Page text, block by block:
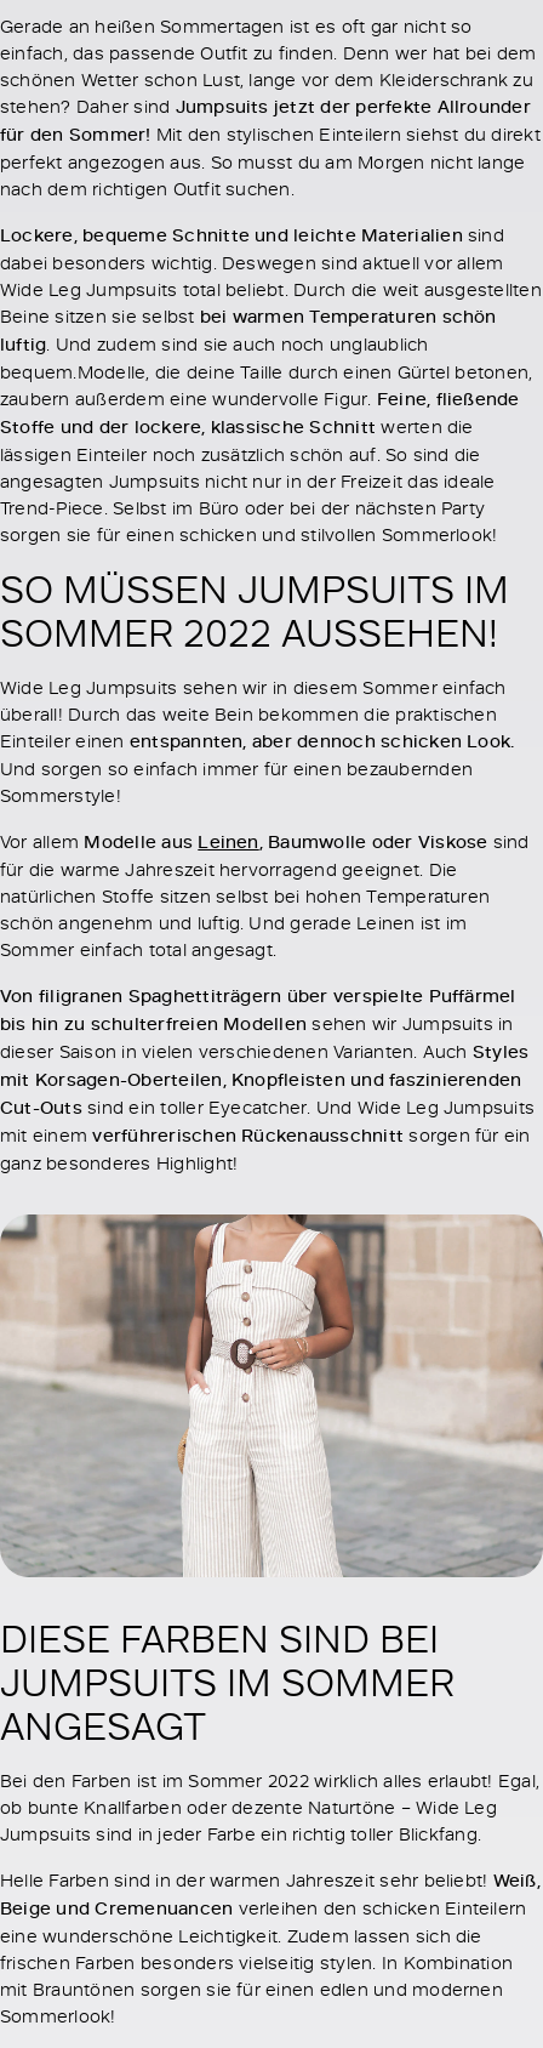
Gerade an heißen Sommertagen ist es oft gar nicht so
einfach, das passende Outfit zu finden. Denn wer hat bei dem
schönen Wetter schon Lust, lange vor dem Kleiderschrank zu
stehen? Daher sind Jumpsuits jetzt der perfekte Allrounder
für den Sommer! Mit den stylischen Einteilern siehst du direkt
perfekt angezogen aus. So musst du am Morgen nicht lange
nach dem richtigen Outfit suchen.
Lockere, bequeme Schnitte und leichte Materialien sind
dabei besonders wichtig. Deswegen sind aktuell vor allem
Wide Leg Jumpsuits total beliebt. Durch die weit ausgestellten
Beine sitzen sie selbst bei warmen Temperaturen schön
luftig. Und zudem sind sie auch noch unglaublich
bequem.Modelle, die deine Taille durch einen Gürtel betonen,
zaubern außerdem eine wundervolle Figur. Feine, fließende
Stoffe und der lockere, klassische Schnitt werten die
lässigen Einteiler noch zusätzlich schön auf. So sind die
angesagten Jumpsuits nicht nur in der Freizeit das ideale
Trend-Piece. Selbst im Büro oder bei der nächsten Party
sorgen sie für einen schicken und stilvollen Sommerlook!
SO MÜSSEN JUMPSUITS IM
SOMMER 2022 AUSSEHEN!
Wide Leg Jumpsuits sehen wir in diesem Sommer einfach
überall! Durch das weite Bein bekommen die praktischen
Einteiler einen entspannten, aber dennoch schicken Look.
Und sorgen so einfach immer für einen bezaubernden
Sommerstyle!
Vor allem Modelle aus Leinen, Baumwolle oder Viskose sind
für die warme Jahreszeit hervorragend geeignet. Die
natürlichen Stoffe sitzen selbst bei hohen Temperaturen
schön angenehm und luftig. Und gerade Leinen ist im
Sommer einfach total angesagt.
Von filigranen Spaghettiträgern über verspielte Puffärmel
bis hin zu schulterfreien Modellen sehen wir Jumpsuits in
dieser Saison in vielen verschiedenen Varianten. Auch Styles
mit Korsagen-Oberteilen, Knopfleisten und faszinierenden
Cut-Outssind ein toller Eyecatcher. Und Wide Leg Jumpsuits
mit einemverführerischen Rückenausschnitt sorgen für ein
ganz besonderes Highlight!
DIESE FARBEN SIND BEI
JUMPSUITS IM SOMMER
ANGESAGT
Bei den Farben ist im Sommer 2022 wirklich alles erlaubt! Egal,
ob bunte Knallfarben oder dezente Naturtöne – Wide Leg
Jumpsuits sind in jeder Farbe ein richtig toller Blickfang.
Helle Farben sind in der warmen Jahreszeit sehr beliebt! Weiß,
Beige und Cremenuancen verleihen den schicken Einteilern
eine wunderschöne Leichtigkeit. Zudem lassen sich die
frischen Farben besonders vielseitig stylen. In Kombination
mit Brauntönen sorgen sie für einen edlen und modernen
Sommerlook!